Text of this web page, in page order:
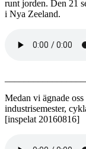
runt jorden. Den 21
i Nya Zeeland.
Medan vi ägnade
industrisemester,
[inspelat 20160816]